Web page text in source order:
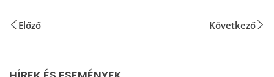
Előző Következő